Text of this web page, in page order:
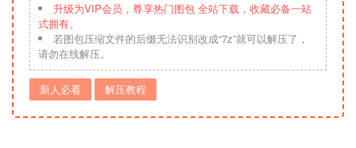
升级为VIP会员，尊享热门图包 全站下载，收藏必备一站
式拥有。
若图包压缩文件的后缀无法识别改成“7z”就可以解压了，
请勿在线解压。
新人必看 解压教程